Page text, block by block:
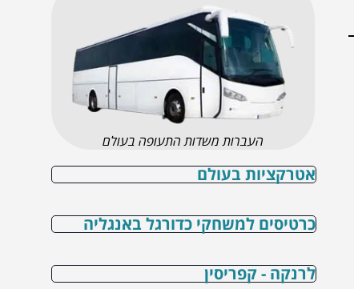
העברות משדות התעופה בעולם
אטרקציות בעולם
כרטיסים למשחקי כדורגל באנגליה
לרנקה - קפריסין